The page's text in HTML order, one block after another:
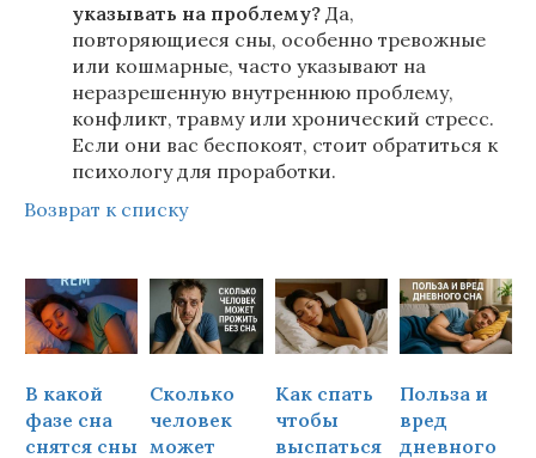
указывать на проблему? Да,
повторяющиеся сны, особенно тревожные
или кошмарные, часто указывают на
неразрешенную внутреннюю проблему,
конфликт, травму или хронический стресс.
Если они вас беспокоят, стоит обратиться к
психологу для проработки.
Возврат к списку
В какой
фазе сна
снятся сны
Сколько
человек
может
Как спать
чтобы
выспаться
Польза и
вред
дневного